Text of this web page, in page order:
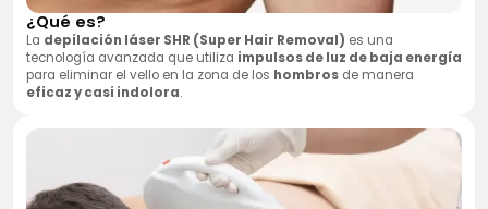
¿Qué es?
La depilación láser SHR (Super Hair Removal) es una
tecnología avanzada que utiliza impulsos de luz de baja energía
para eliminar el vello en la zona de los hombros de manera
eficaz y casi indolora.